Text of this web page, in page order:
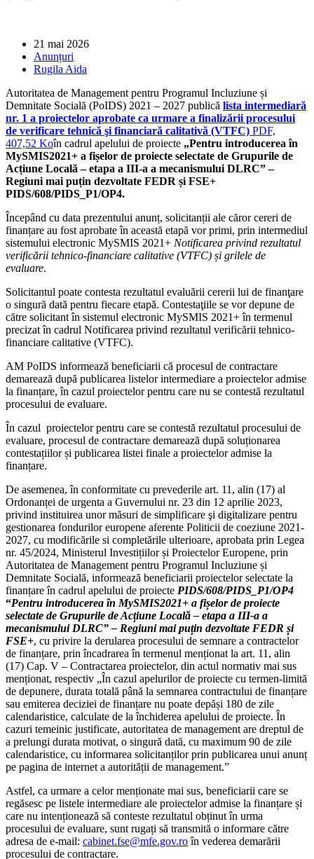
21 mai 2026
Anunțuri
Rugila Aida
Autoritatea de Management pentru Programul Incluziune și
Demnitate Socială (PoIDS) 2021 – 2027 publică lista intermediară
nr. 1 a proiectelor aprobate ca urmare a finalizării procesului
de verificare tehnică şi financiară calitativă (VTFC) PDF,
407,52 Koîn cadrul apelului de proiecte „Pentru introducerea în
MySMIS2021+ a fișelor de proiecte selectate de Grupurile de
Acțiune Locală – etapa a III-a a mecanismului DLRC” –
Regiuni mai puțin dezvoltate FEDR și FSE+
PIDS/608/PIDS_P1/OP4.
Începând cu data prezentului anunț, solicitanții ale căror cereri de
finanțare au fost aprobate în această etapă vor primi, prin intermediul
sistemului electronic MySMIS 2021+ Notificarea privind rezultatul
verificării tehnico-financiare calitative (VTFC) și grilele de
evaluare.
Solicitantul poate contesta rezultatul evaluării cererii lui de finanţare
o singură dată pentru fiecare etapă. Contestaţiile se vor depune de
către solicitant în sistemul electronic MySMIS 2021+ în termenul
precizat în cadrul Notificarea privind rezultatul verificării tehnico-
financiare calitative (VTFC).
AM PoIDS informează beneficiarii că procesul de contractare
demarează după publicarea listelor intermediare a proiectelor admise
la finanțare, în cazul proiectelor pentru care nu se contestă rezultatul
procesului de evaluare.
În cazul proiectelor pentru care se contestă rezultatul procesului de
evaluare, procesul de contractare demarează după soluționarea
contestațiilor și publicarea listei finale a proiectelor admise la
finanțare.
De asemenea, în conformitate cu prevederile art. 11, alin (17) al
Ordonanței de urgenta a Guvernului nr. 23 din 12 aprilie 2023,
privind instituirea unor măsuri de simplificare şi digitalizare pentru
gestionarea fondurilor europene aferente Politicii de coeziune 2021-
2027, cu modificările si completările ulterioare, aprobata prin Legea
nr. 45/2024, Ministerul Investițiilor și Proiectelor Europene, prin
Autoritatea de Management pentru Programul Incluziune și
Demnitate Socială, informează beneficiarii proiectelor selectate la
finanțare în cadrul apelului de proiecte PIDS/608/PIDS_P1/OP4
“Pentru introducerea în MySMIS2021+ a fișelor de proiecte
selectate de Grupurile de Acțiune Locală – etapa a III-a a
mecanismului DLRC” – Regiuni mai puțin dezvoltate FEDR și
FSE+, cu privire la derularea procesului de semnare a contractelor
de finanțare, prin încadrarea în termenul menționat la art. 11, alin
(17) Cap. V – Contractarea proiectelor, din actul normativ mai sus
menționat, respectiv „În cazul apelurilor de proiecte cu termen-limită
de depunere, durata totală până la semnarea contractului de finanțare
sau emiterea deciziei de finanțare nu poate depăși 180 de zile
calendaristice, calculate de la închiderea apelului de proiecte. În
cazuri temeinic justificate, autoritatea de management are dreptul de
a prelungi durata motivat, o singură dată, cu maximum 90 de zile
calendaristice, cu informarea solicitanților prin publicarea unui anunț
pe pagina de internet a autorității de management.”
Astfel, ca urmare a celor menționate mai sus, beneficiarii care se
regăsesc pe listele intermediare ale proiectelor admise la finanțare și
care nu intenționează să conteste rezultatul obținut în urma
procesului de evaluare, sunt rugați să transmită o informare către
adresa de e-mail: cabinet.fse@mfe.gov.roîn vederea demarării
procesului de contractare.